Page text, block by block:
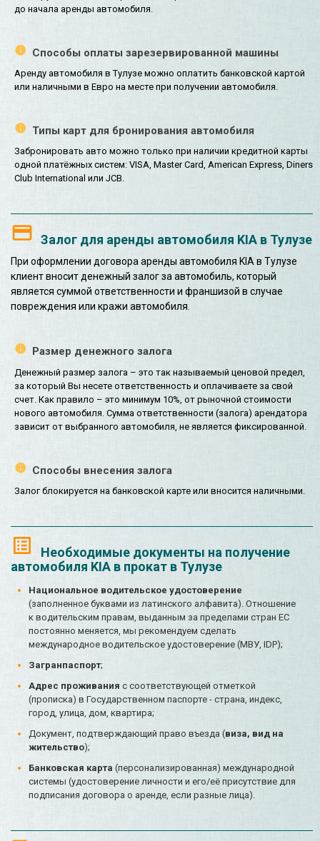
до начала аренды автомобиля.
Способы оплаты зарезервированной машины
Аренду автомобиля в Тулузе можно оплатить банковской картой
или наличными в Евро на месте при получении автомобиля.
Типы карт для бронирования автомобиля
Забронировать авто можно только при наличии кредитной карты
одной платёжных систем: VISA, Master Card, American Express, Diners
Club International или JCB.
Залог для аренды автомобиля KIA в Тулузе
При оформлении договора аренды автомобиля KIA в Тулузе
клиент вносит денежный залог за автомобиль, который
является суммой ответственности и франшизой в случае
повреждения или кражи автомобиля.
Размер денежного залога
Денежный размер залога – это так называемый ценовой предел,
за который Вы несете ответственность и оплачиваете за свой
счет. Как правило – это минимум 10%, от рыночной стоимости
нового автомобиля. Сумма ответственности (залога) арендатора
зависит от выбранного автомобиля, не является фиксированной.
Способы внесения залога
Залог блокируется на банковской карте или вносится наличными.
Необходимые документы на получение
автомобиля KIA в прокат в Тулузе
Национальное водительское удостоверение
(заполненное буквами из латинского алфавита). Отношение
к водительским правам, выданным за пределами стран ЕС
постоянно меняется, мы рекомендуем сделать
международное водительское удостоверение (МВУ, IDP);
Загранпаспорт;
Адрес проживания с соответствующей отметкой
(прописка) в Государственном паспорте - страна, индекс,
город, улица, дом, квартира;
Документ, подтверждающий право въезда (виза, вид на
жительство);
Банковская карта (персонализированная) международной
системы (удостоверение личности и его/её присутствие для
подписания договора о аренде, если разные лица).